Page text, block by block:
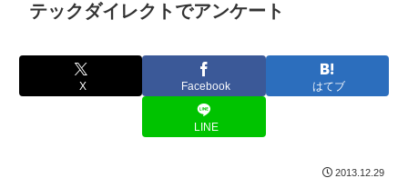
テックダイレクトでアンケート
X Facebook はてブ
LINE
2013.12.29